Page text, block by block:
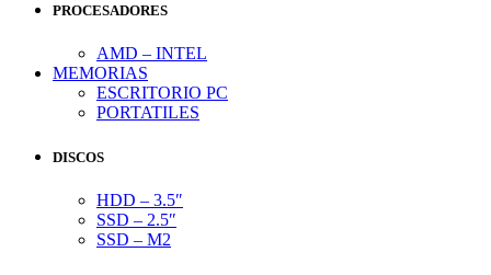
PROCESADORES
AMD – INTEL
MEMORIAS
ESCRITORIO PC
PORTATILES
DISCOS
HDD – 3.5″
SSD – 2.5″
SSD – M2